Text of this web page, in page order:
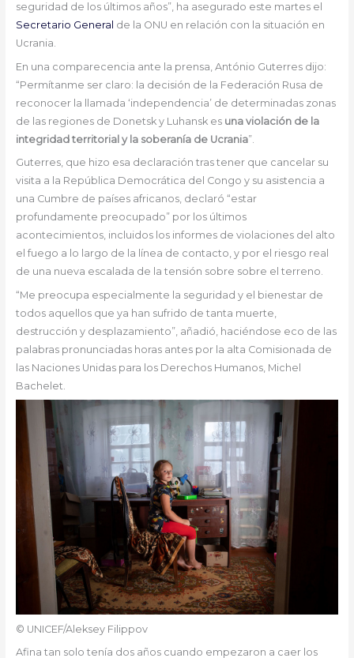
seguridad de los últimos años”, ha asegurado este martes el
Secretario General de la ONU en relación con la situación en
Ucrania.
En una comparecencia ante la prensa, António Guterres dijo:
“Permítanme ser claro: la decisión de la Federación Rusa de
reconocer la llamada ‘independencia’ de determinadas zonas
de las regiones de Donetsk y Luhansk es una violación de la
integridad territorial y la soberanía de Ucrania”.
Guterres, que hizo esa declaración tras tener que cancelar su
visita a la República Democrática del Congo y su asistencia a
una Cumbre de países africanos, declaró “estar
profundamente preocupado” por los últimos
acontecimientos, incluidos los informes de violaciones del alto
el fuego a lo largo de la línea de contacto, y por el riesgo real
de una nueva escalada de la tensión sobre sobre el terreno.
“Me preocupa especialmente la seguridad y el bienestar de
todos aquellos que ya han sufrido de tanta muerte,
destrucción y desplazamiento”, añadió, haciéndose eco de las
palabras pronunciadas horas antes por la alta Comisionada de
las Naciones Unidas para los Derechos Humanos, Michel
Bachelet.
© UNICEF/Aleksey Filippov
Afina tan solo tenía dos años cuando empezaron a caer los